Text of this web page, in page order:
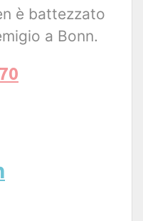
è battezzato
a Bonn.